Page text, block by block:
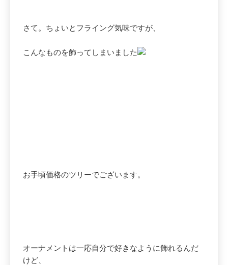
さて。ちょいとフライング気味ですが、
こんなものを飾ってしまいました
お手頃価格のツリーでございます。
オーナメントは一応自分で好きなように飾れるんだ
けど、